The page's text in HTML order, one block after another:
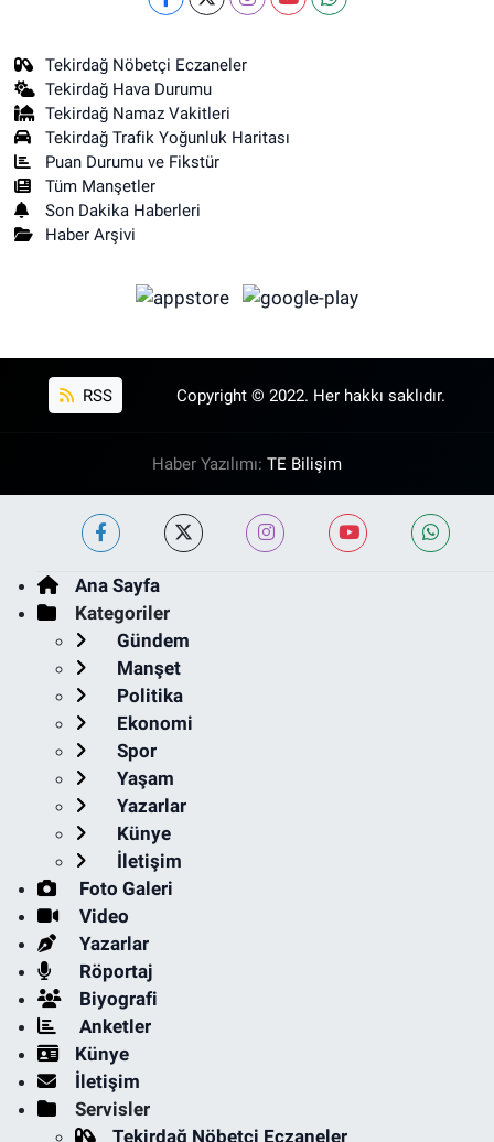
Tekirdağ Nöbetçi Eczaneler
Tekirdağ Hava Durumu
Tekirdağ Namaz Vakitleri
Tekirdağ Trafik Yoğunluk Haritası
Puan Durumu ve Fikstür
Tüm Manşetler
Son Dakika Haberleri
Haber Arşivi
RSS Copyright © 2022. Her hakkı saklıdır.
Haber Yazılımı: TE Bilişim
Ana Sayfa
Kategoriler
Gündem
Manşet
Politika
Ekonomi
Spor
Yaşam
Yazarlar
Künye
İletişim
Foto Galeri
Video
Yazarlar
Röportaj
Biyografi
Anketler
Künye
İletişim
Servisler
Tekirdağ Nöbetçi Eczaneler